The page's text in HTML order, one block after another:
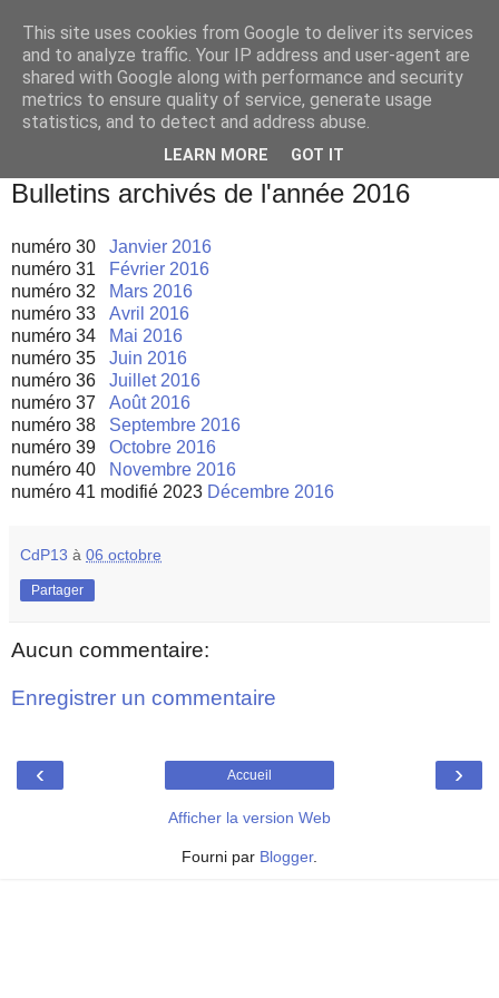
Bulletins archivés de l'année 2016
numéro 30 Janvier 2016
numéro 31
Février 2016
numéro 32
Mars 2016
numéro 33 Avril 2016
numéro 34
Mai 2016
numéro 35 Juin 2016
numéro 36 Juillet 2016
numéro 37 Août 2016
numéro 38 Septembre 2016
numéro 39 Octobre 2016
numéro 40
Novembre 2016
numéro 41 modifié 2023 Décembre 2016
CdP13 à 06 octobre
Partager
Aucun commentaire:
Enregistrer un commentaire
‹ ›
Accueil
Afficher la version Web
Fourni par Blogger.
This site uses cookies from Google to deliver its services
and to analyze traffic. Your IP address and user-agent are
shared with Google along with performance and security
metrics to ensure quality of service, generate usage
statistics, and to detect and address abuse.
LEARN MORE GOT IT